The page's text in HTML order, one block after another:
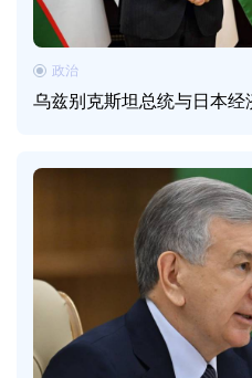
乌兹别克斯坦总统与日本
政治